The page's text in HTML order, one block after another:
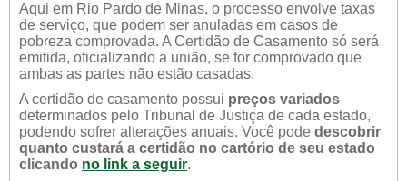
Aqui em Rio Pardo de Minas, o processo envolve taxas
de serviço, que podem ser anuladas em casos de
pobreza comprovada. A Certidão de Casamento só será
emitida, oficializando a união, se for comprovado que
ambas as partes não estão casadas.
A certidão de casamento possui preços variados
determinados pelo Tribunal de Justiça de cada estado,
podendo sofrer alterações anuais. Você pode descobrir
quanto custará a certidão no cartório de seu estado
clicando no link a seguir.